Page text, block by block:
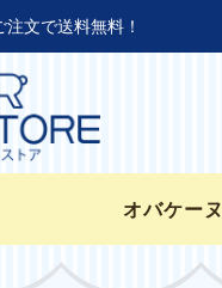
文で送料無料！
オバケーヌ